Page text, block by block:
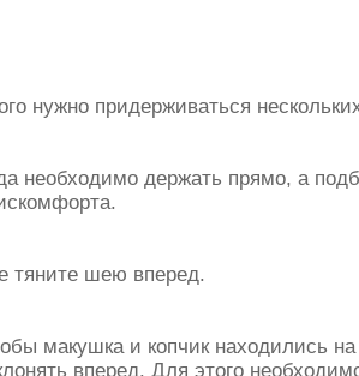
нужно придерживаться
необходимо держать прямо, а
тяните шею вперед.
макушка и копчик находились
вперед. Для этого